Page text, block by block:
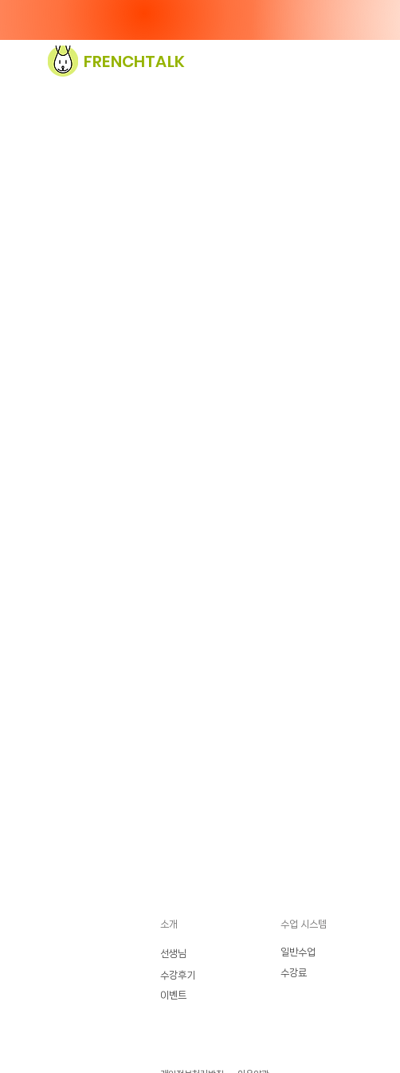
FRENCHTALK
소개
선생님
수강후기
이벤트
수업 시스템
일반수업
수강료